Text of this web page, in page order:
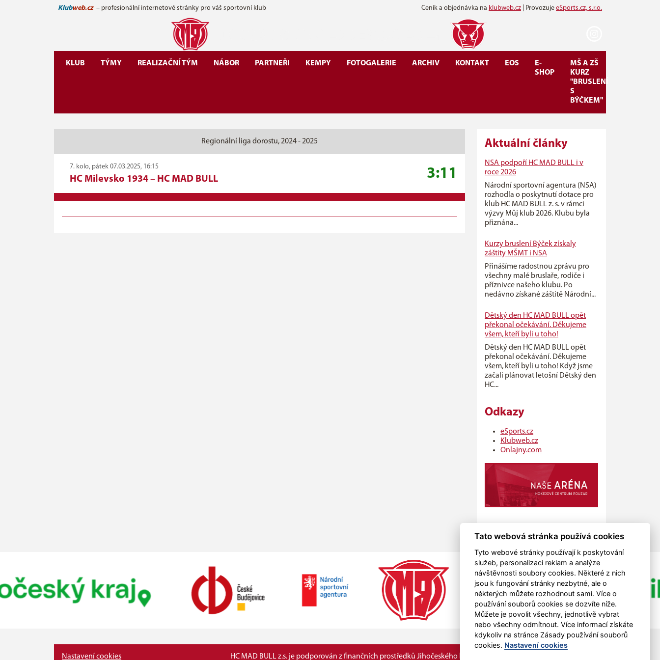
Klubweb.cz – profesionální internetové stránky pro váš sportovní klub Ceník a objednávka na klubweb.cz | Provozuje eSports.cz, s.r.o.
KLUB TÝMY REALIZAČNÍ TÝM NÁBOR PARTNEŘI KEMPY FOTOGALERIE ARCHIV KONTAKT EOS
E-
SHOP
MŠ A ZŠ
KURZ
"BRUSLENÍ
S
BÝČKEM"
Regionální liga dorostu, 2024 - 2025
7. kolo, pátek 07.03.2025, 16:15
HC Milevsko 1934 – HC MAD BULL 3:11
Aktuální články
NSA podpoří HC MAD BULL i v
roce 2026
Národní sportovní agentura (NSA)
rozhodla o poskytnutí dotace pro
klub HC MAD BULL z. s. v rámci
výzvy Můj klub 2026. Klubu byla
přiznána...
Kurzy bruslení Býček získaly
záštity MŠMT i NSA
Přinášíme radostnou zprávu pro
všechny malé bruslaře, rodiče i
příznivce našeho klubu. Po
nedávno získané záštitě Národní...
Dětský den HC MAD BULL opět
překonal očekávání. Děkujeme
všem, kteří byli u toho!
Dětský den HC MAD BULL opět
překonal očekávání. Děkujeme
všem, kteří byli u toho! Když jsme
začali plánovat letošní Dětský den
HC...
Odkazy
eSports.cz
Klubweb.cz
Onlajny.com
Nastavení cookies HC MAD BULL z.s. je podporován z finančních prostředků Jihočeského kraje.
Tato webová stránka používá cookies
Tyto webové stránky používají k poskytování
služeb, personalizaci reklam a analýze
návštěvnosti soubory cookies. Některé z nich
jsou k fungování stránky nezbytné, ale o
některých můžete rozhodnout sami. Více o
používání souborů cookies se dozvíte níže.
Můžete je povolit všechny, jednotlivě vybrat
nebo všechny odmítnout. Více informací získáte
kdykoliv na stránce Zásady používání souborů
cookies. Nastavení cookies